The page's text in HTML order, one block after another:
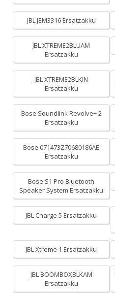
JBL JEM3316 Ersatzakku
JBL XTREME2BLUAM
Ersatzakku
JBL XTREME2BLKIN
Ersatzakku
Bose Soundlink Revolve+ 2
Ersatzakku
Bose 071473Z70680186AE
Ersatzakku
Bose S1 Pro Bluetooth
Speaker System Ersatzakku
JBL Charge 5 Ersatzakku
JBL Xtreme 1 Ersatzakku
JBL BOOMBOXBLKAM
Ersatzakku